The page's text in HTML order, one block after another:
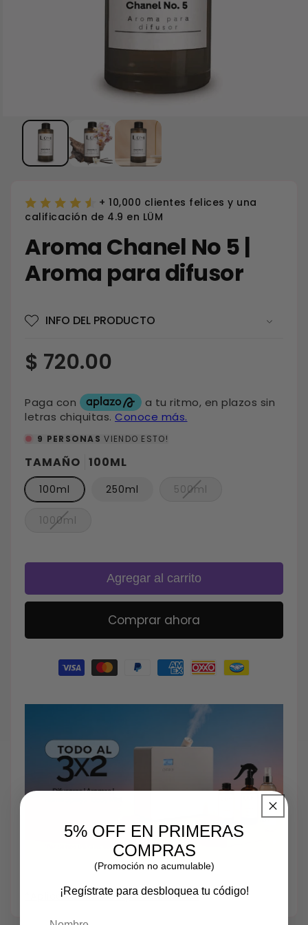
+ 10,000 clientes felices y una
calificación de 4.9 en LÜM
Aroma Chanel No 5 |
Aroma para difusor
INFO DEL PRODUCTO
Precio
$ 720.00
9 PERSONAS VIENDO ESTO!
TAMAÑO 100ML
100ml 250ml 500ml
1000ml
Agregar al carrito
Comprar ahora
Formas
*Aplican términos y condiciones
5% OFF EN PRIMERAS
COMPRAS
(Promoción no acumulable)
¡Regístrate para desbloquea tu código!